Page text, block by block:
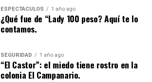
ESPECTÁCULOS 1 año ago
¿Qué fue de “Lady 100 peso? Aquí te lo
contamos.
SEGURIDAD 1 año ago
“El Castor”: el miedo tiene rostro en la
colonia El Campanario.